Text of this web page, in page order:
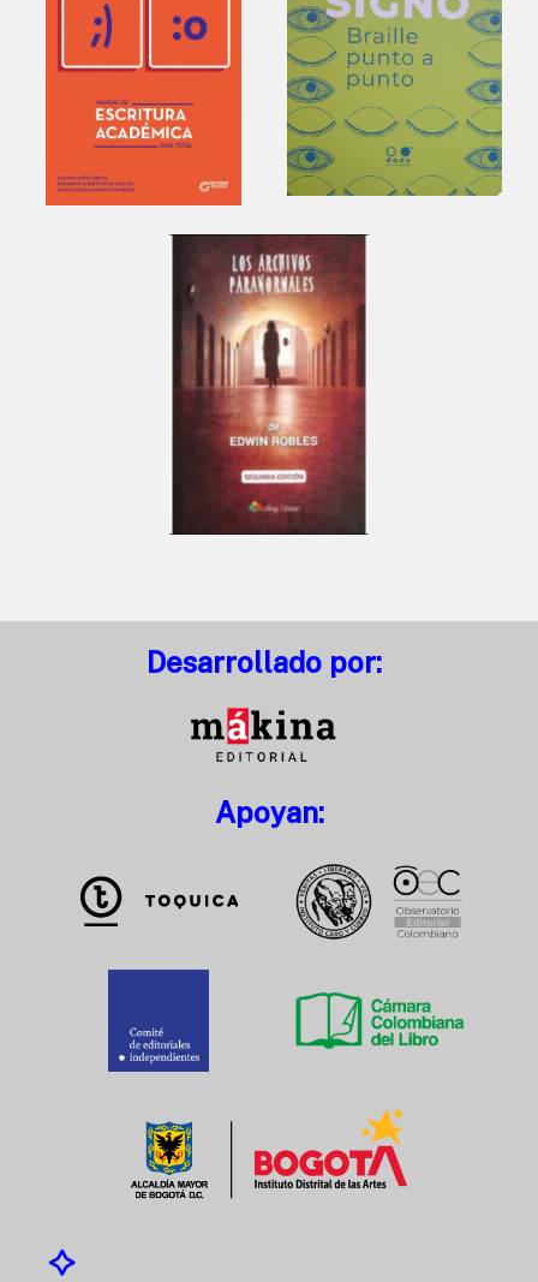
Desarrollado por:
Apoyan: